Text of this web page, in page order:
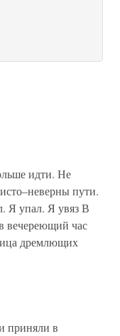
идти. Не
пути.
Я упал. Я увяз В
вечереющий час
дремлющих
приняли в